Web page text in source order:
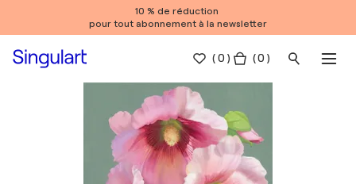
10 % de réduction
pour tout abonnement à la newsletter
(0 ) ( 0 )